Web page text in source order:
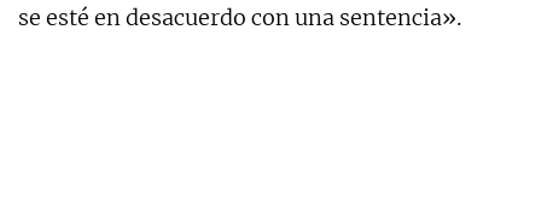
se esté en desacuerdo con una sentencia».